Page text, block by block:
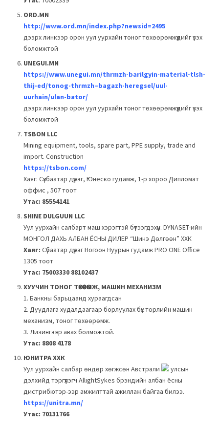
ORD.MN
http://www.ord.mn/index.php?newsid=2495
дээрх линкээр орон уул уурхайн тоног төхөөрөмжүүдийг үзэх
боломжтой
UNEGUI.MN
https://www.unegui.mn/thrmzh-barilgyin-material-tlsh-
thij-ed/tonog-thrmzh–bagazh-heregsel/uul-
uurhain/ulan-bator/
дээрх линкээр орон уул уурхайн тоног төхөөрөмжүүдийг үзэх
боломжтой
TSBON LLC
Mining equipment, tools, spare part, PPE supply, trade and
import. Construction
https://tsbon.com/
Хаяг: Сүхбаатар дүүрэг, Юнеско гудамж, 1-р хороо Дипломат
оффис , 507 тоот
Утас: 85554141
SHINE DULGUUN LLC
Уул уурхайн салбарт маш хэрэгтэй бүтээгдэхүүн. DYNASET-ийн
МОНГОЛ ДАХЬ АЛБАН ЁСНЫ ДИЛЕР “Шинэ Дөлгөөн” ХХК
Хаяг: Сүбаатар дүүрэг Ногоон Нуурын гудамж PRO ONE Office
1305 тоот
Утас: 75003330 88102437
ХУУЧИН ТОНОГ ТӨХӨӨРӨМЖ, МАШИН МЕХАНИЗМ
1. Банкны барьцаанд хураагдсан
2. Дуудлага худалдаагаар борлуулах бүх төрлийн машин
механизм, тоног төхөөрөмж.
3. Лизингээр авах болможтой.
Утас: 8808 4178
ЮНИТРА ХХК
Уул уурхайн салбар өндөр хөгжсөн Австрали
улсын
дэлхийд тэргүүлэгч AllightSykes брэндийн албан ёсны
дистрибютэр-ээр амжилттай ажиллаж байгаа билээ.
https://unitra.mn/
Утас: 70131766